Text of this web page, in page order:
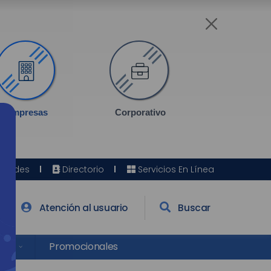
Empresas Corporativo
Sedes Directorio Servicios En Línea
Atención al usuario Buscar
Promocionales